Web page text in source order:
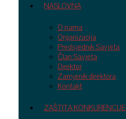
NASLOVNA
O nama
Organizacija
Predsjednik Savjeta
Član Savjeta
Direktor
Zamjenik direktora
Kontakt
ZAŠTITA KONKURENCIJE